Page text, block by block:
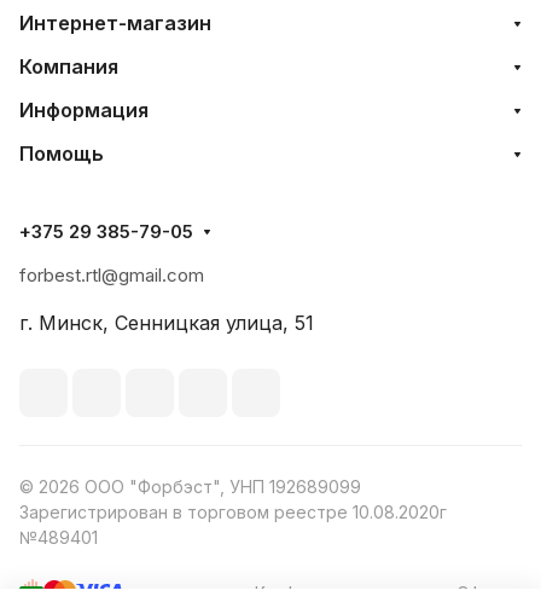
Интернет-магазин
Компания
Информация
Помощь
+375 29 385-79-05
forbest.rtl@gmail.com
г. Минск, Сенницкая улица, 51
© 2026 ООО "Форбэст", УНП 192689099
Зарегистрирован в торговом реестре 10.08.2020г
№489401
Конфиденциальность Оферта